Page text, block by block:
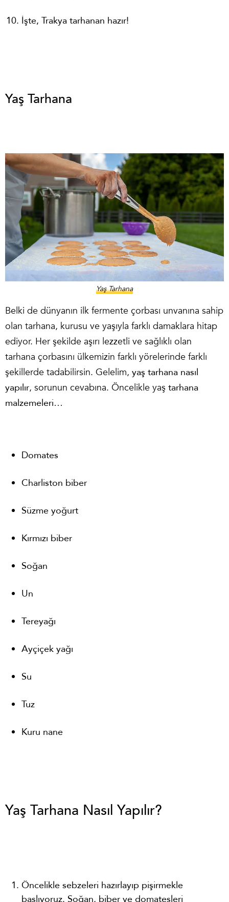
İşte, Trakya tarhanan hazır!
Yaş Tarhana
Yaş Tarhana
Belki de dünyanın ilk fermente çorbası unvanına sahip
olan tarhana, kurusu ve yaşıyla farklı damaklara hitap
ediyor. Her şekilde aşırı lezzetli ve sağlıklı olan
tarhana çorbasını ülkemizin farklı yörelerinde farklı
şekillerde tadabilirsin. Gelelim, yaş tarhana nasıl
yapılır, sorunun cevabına. Öncelikle yaş tarhana
malzemeleri…
Domates
Charliston biber
Süzme yoğurt
Kırmızı biber
Soğan
Un
Tereyağı
Ayçiçek yağı
Su
Tuz
Kuru nane
Yaş Tarhana Nasıl Yapılır?
Öncelikle sebzeleri hazırlayıp pişirmekle
başlıyoruz. Soğan, biber ve domatesleri